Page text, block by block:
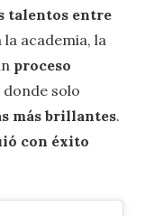
talentos entre
la academia, la
proceso
donde solo
más brillantes.
con éxito